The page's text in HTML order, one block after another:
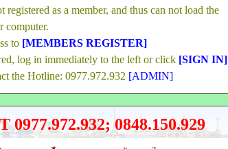
as a member, and thus can not load the
computer.
to [MEMBERS REGISTER]
log in immediately to the left or click [SIGN IN]
the Hotline: 0977.972.932 [ADMIN]
0848.150.929